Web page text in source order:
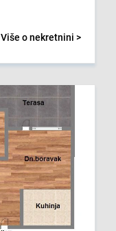
Više o nekretnini >